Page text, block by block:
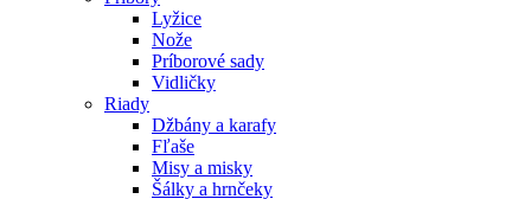
Lyžice
Nože
Príborové sady
Vidličky
Riady
Džbány a karafy
Fľaše
Misy a misky
Šálky a hrnčeky